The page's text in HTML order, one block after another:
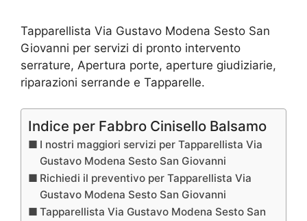
Tapparellista Via Gustavo Modena Sesto San
Giovanni per servizi di pronto intervento
serrature, Apertura porte, aperture giudiziarie,
riparazioni serrande e Tapparelle.
Indice per Fabbro Cinisello Balsamo
I nostri maggiori servizi per Tapparellista Via
Gustavo Modena Sesto San Giovanni
Richiedi il preventivo per Tapparellista Via
Gustavo Modena Sesto San Giovanni
Tapparellista Via Gustavo Modena Sesto San